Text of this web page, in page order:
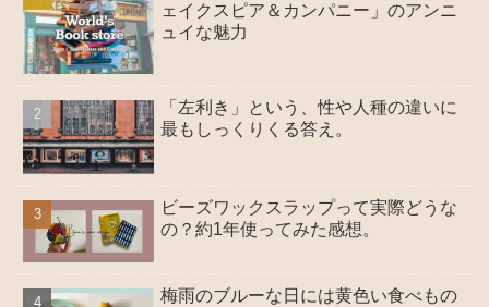
ェイクスピア＆カンパニー」のアンニ
ュイな魅力
「左利き」という、性や人種の違いに
最もしっくりくる答え。
ビーズワックスラップって実際どうな
の？約1年使ってみた感想。
梅雨のブルーな日には黄色い食べもの